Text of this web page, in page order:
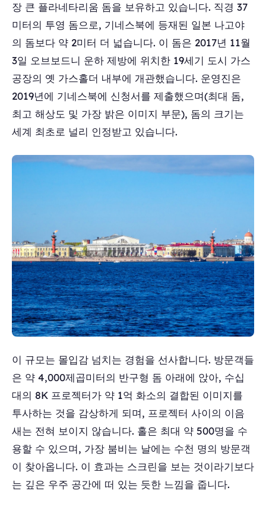
장 큰 플라네타리움 돔을 보유하고 있습니다. 직경 37
미터의 투영 돔으로, 기네스북에 등재된 일본 나고야
의 돔보다 약 2미터 더 넓습니다. 이 돔은 2017년 11월
3일 오브보드니 운하 제방에 위치한 19세기 도시 가스
공장의 옛 가스홀더 내부에 개관했습니다. 운영진은
2019년에 기네스북에 신청서를 제출했으며(최대 돔,
최고 해상도 및 가장 밝은 이미지 부문), 돔의 크기는
세계 최초로 널리 인정받고 있습니다.
이 규모는 몰입감 넘치는 경험을 선사합니다. 방문객들
은 약 4,000제곱미터의 반구형 돔 아래에 앉아, 수십
대의 8K 프로젝터가 약 1억 화소의 결합된 이미지를
투사하는 것을 감상하게 되며, 프로젝터 사이의 이음
새는 전혀 보이지 않습니다. 홀은 최대 약 500명을 수
용할 수 있으며, 가장 붐비는 날에는 수천 명의 방문객
이 찾아옵니다. 이 효과는 스크린을 보는 것이라기보다
는 깊은 우주 공간에 떠 있는 듯한 느낌을 줍니다.